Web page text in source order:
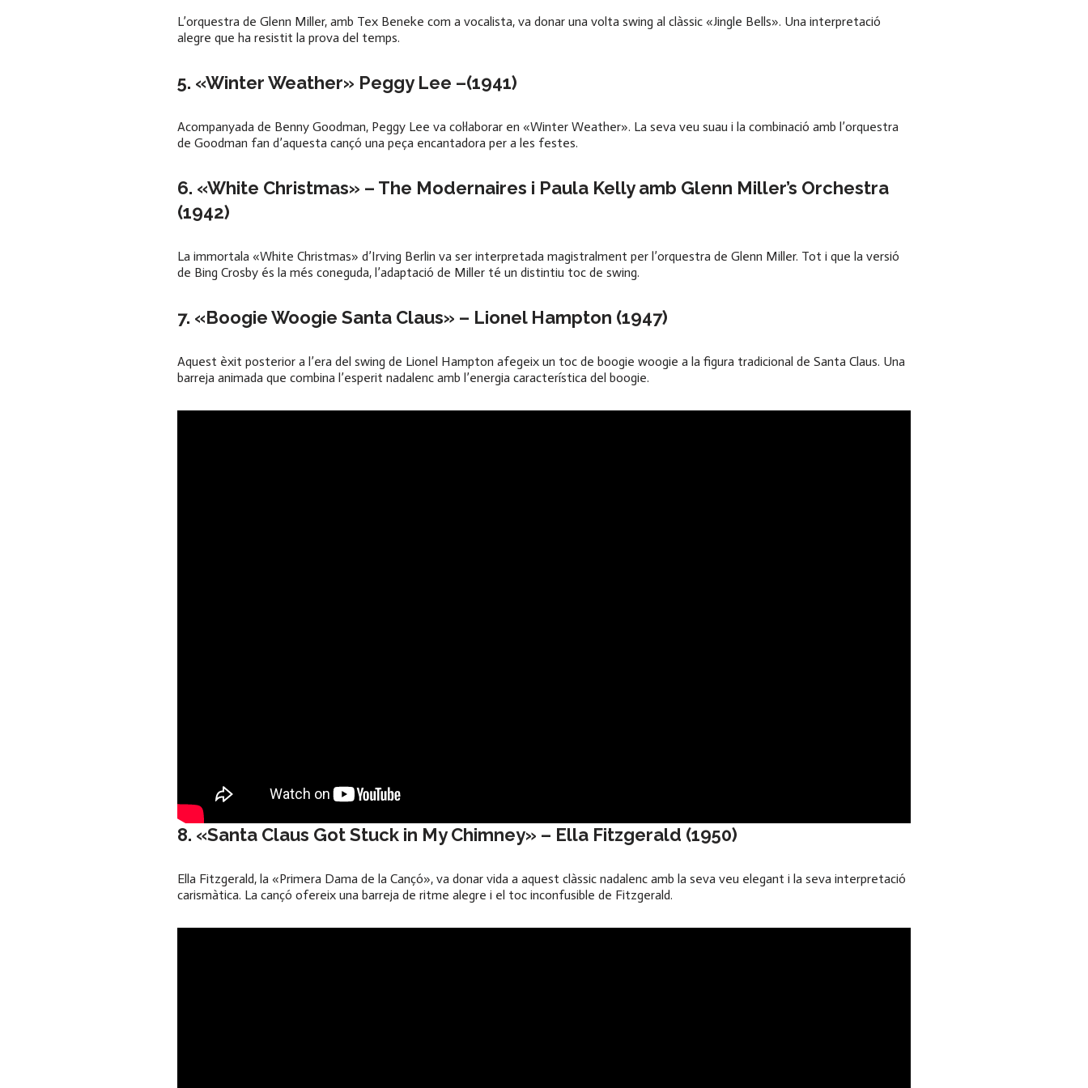
L’orquestra de Glenn Miller, amb Tex Beneke com a vocalista, va donar una volta swing al clàssic «Jingle Bells». Una interpretació
alegre que ha resistit la prova del temps.
5. «Winter Weather» Peggy Lee –(1941)
Acompanyada de Benny Goodman, Peggy Lee va col·laborar en «Winter Weather». La seva veu suau i la combinació amb l’orquestra
de Goodman fan d’aquesta cançó una peça encantadora per a les festes.
6. «White Christmas» – The Modernaires i Paula Kelly amb Glenn Miller’s Orchestra
(1942)
La immortala «White Christmas» d’Irving Berlin va ser interpretada magistralment per l’orquestra de Glenn Miller. Tot i que la versió
de Bing Crosby és la més coneguda, l’adaptació de Miller té un distintiu toc de swing.
7. «Boogie Woogie Santa Claus» – Lionel Hampton (1947)
Aquest èxit posterior a l’era del swing de Lionel Hampton afegeix un toc de boogie woogie a la figura tradicional de Santa Claus. Una
barreja animada que combina l’esperit nadalenc amb l’energia característica del boogie.
8. «Santa Claus Got Stuck in My Chimney» – Ella Fitzgerald (1950)
Ella Fitzgerald, la «Primera Dama de la Cançó», va donar vida a aquest clàssic nadalenc amb la seva veu elegant i la seva interpretació
carismàtica. La cançó ofereix una barreja de ritme alegre i el toc inconfusible de Fitzgerald.